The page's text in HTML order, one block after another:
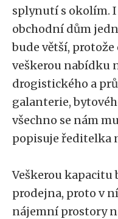
splynutí s okolím.
obchodní dům
bude větší,
veškerou nabídku
drogistického a
galanterie,
všechno se nám
popisuje ředitelka
Veškerou kapacitu
prodejna, proto v
nájemní prostory